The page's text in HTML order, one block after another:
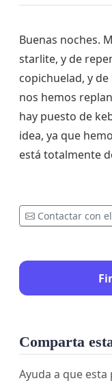
Buenas noches.
starlite, y de
copichuelad, y
nos hemos
hay puesto de
idea, ya que
está totalmente
Contactar con
Comparta
Ayuda a que